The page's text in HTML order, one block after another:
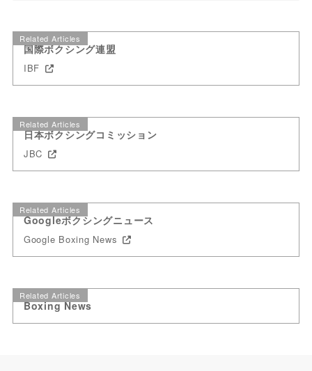
Related Articles
国際ボクシング連盟
IBF
Related Articles
日本ボクシングコミッション
JBC
Related Articles
Googleボクシングニュース
Google Boxing News
Related Articles
Boxing News